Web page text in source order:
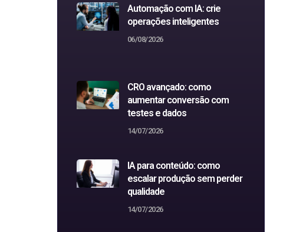
Automação com IA: crie
operações inteligentes
06/08/2026
CRO avançado: como
aumentar conversão com
testes e dados
14/07/2026
IA para conteúdo: como
escalar produção sem perder
qualidade
14/07/2026